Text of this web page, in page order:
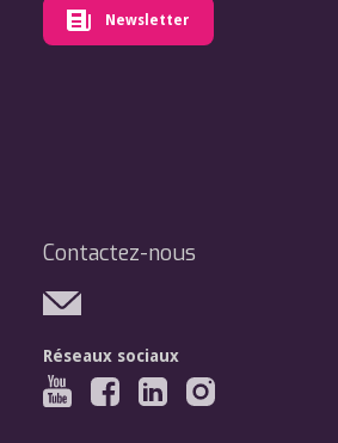
Newsletter
Contactez-nous
Réseaux sociaux